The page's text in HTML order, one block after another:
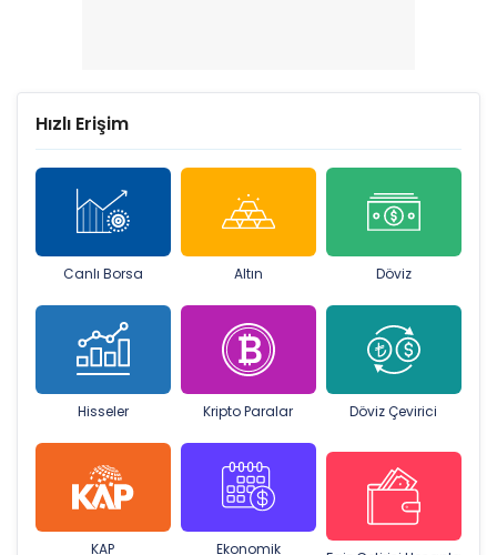
Hızlı Erişim
Canlı Borsa Altın Döviz
Hisseler Kripto Paralar Döviz Çevirici
KAP
Ekonomik